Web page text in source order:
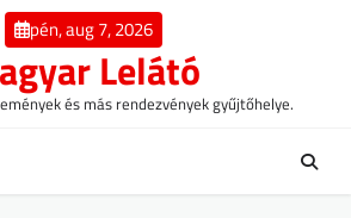
pén, aug 7, 2026
Lelátó
és más rendezvények gyűjtőhelye.